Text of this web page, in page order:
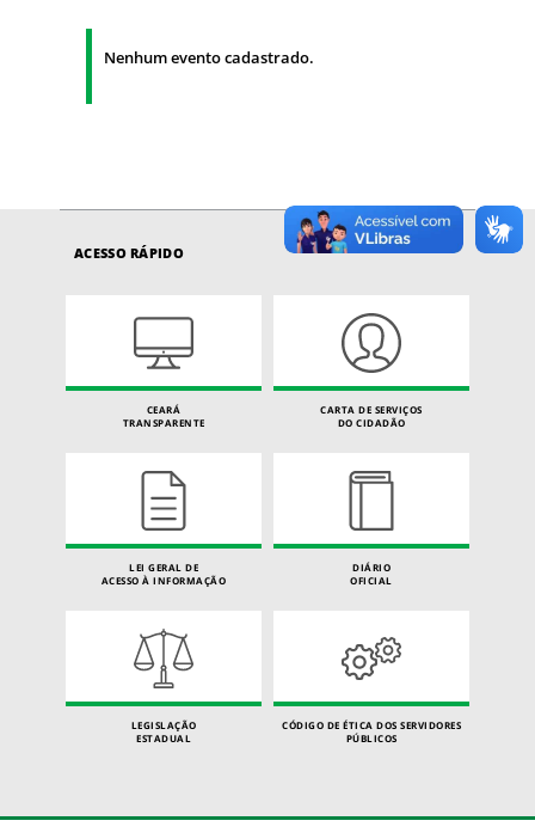
Nenhum evento cadastrado.
ACESSO RÁPIDO
CEARÁ
TRANSPARENTE
CARTA DE SERVIÇOS
DO CIDADÃO
LEI GERAL DE
ACESSO À INFORMAÇÃO
DIÁRIO
OFICIAL
LEGISLAÇÃO
ESTADUAL
CÓDIGO DE ÉTICA DOS SERVIDORES
PÚBLICOS